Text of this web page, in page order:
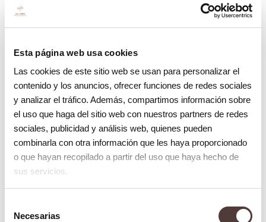
Esta página web usa cookies
Las cookies de este sitio web se usan para personalizar el
contenido y los anuncios, ofrecer funciones de redes sociales
y analizar el tráfico. Además, compartimos información sobre
el uso que haga del sitio web con nuestros partners de redes
sociales, publicidad y análisis web, quienes pueden
combinarla con otra información que les haya proporcionado
o que hayan recopilado a partir del uso que haya hecho de
sus servicios.
Necesarias
Su uso se basa en cuatro sencillos pasos:
los dientes que quieres limpiar.
Mueve adelante y hacia atrás sin hacer
otros movimientos.
Repita dicho movimiento desde el
interior
Podrá cambiar la postura del cepillo
para utilizar el ángulo correcto.
¿Cuándo utilizar el cepillo interdental?